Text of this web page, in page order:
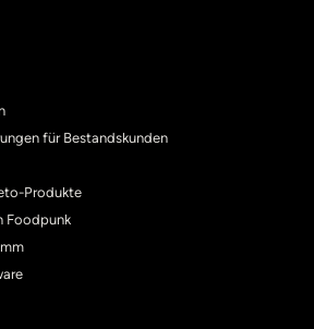
für Bestandskunden
Produkte
Foodpunk